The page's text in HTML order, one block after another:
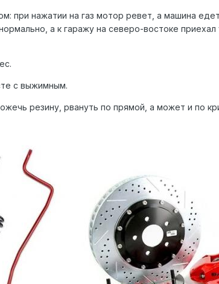
при нажатии на газ мотор ревет, а машина
а к гаражу на северо-востоке
с выжимным.
резину, рвануть по прямой, а может и по